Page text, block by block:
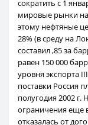
сократить с 1
мировые рынки
этому нефтяные
28% (в среду на
составил ,85 за
равен 150 000
уровня экспорта
поставки Россия
полугодия 2002 г.
ограничения еще
отказалась от